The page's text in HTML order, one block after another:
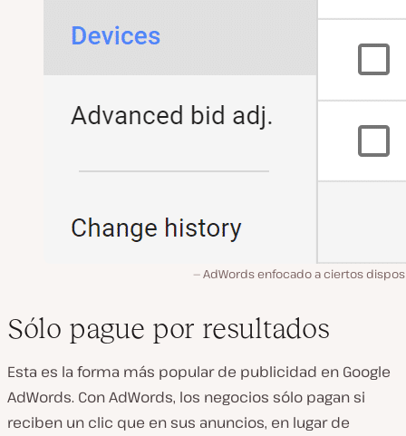
AdWords enfocado a ciertos
Sólo pague por resultados
Esta es la forma más popular de publicidad en Google
AdWords. Con AdWords, los negocios sólo pagan si
reciben un clic que en sus anuncios, en lugar de